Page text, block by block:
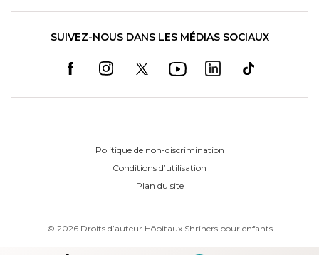
SUIVEZ-NOUS DANS LES MÉDIAS SOCIAUX
Politique de non-discrimination
Conditions d’utilisation
Plan du site
© 2026 Droits d’auteur Hôpitaux Shriners pour enfants